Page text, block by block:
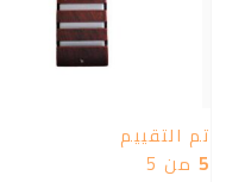
تم التقييم
5 من 5